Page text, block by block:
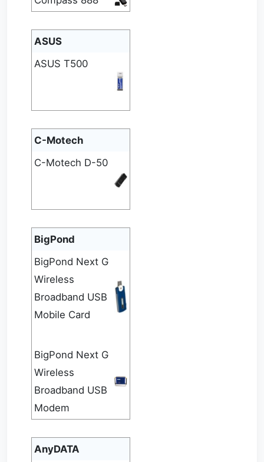
ASUS
ASUS T500
C-Motech
C-Motech D-50
BigPond
BigPond Next G
Wireless
Broadband USB
Mobile Card
BigPond Next G
Wireless
Broadband USB
Modem
AnyDATA